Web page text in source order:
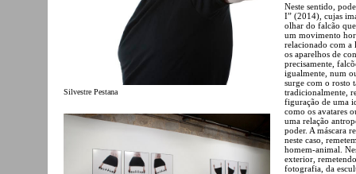
Silvestre Pestana
Neste sentido,
I” (2014), cujas
olhar do falcão
um movimento
relacionado com a
os aparelhos de
precisamente,
igualmente, num
surge com o rosto
tradicionalmente,
figuração de uma
como os avatares
uma relação
poder. A máscara
neste caso,
homem-animal.
exterior,
fotografia, da